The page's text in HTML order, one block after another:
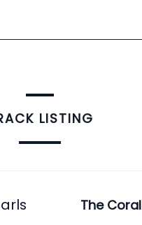
LISTING
The Coral